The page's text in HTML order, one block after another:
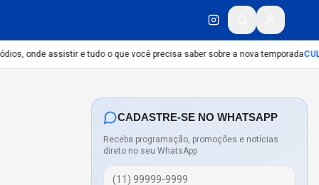
onde assistir e tudo o que você precisa saber sobre a nova temporada
CADASTRE-SE NO WHATSAPP
Receba programação, promoções e notícias
direto no seu WhatsApp